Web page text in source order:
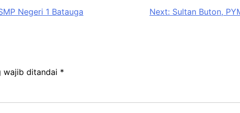
Negeri 1 Batauga Next: Sultan Buton,
wajib ditandai *